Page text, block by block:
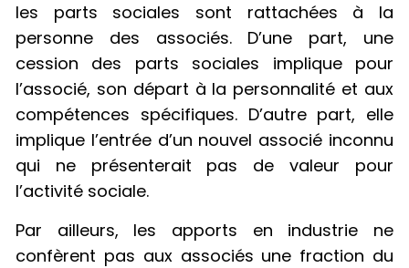
les parts sociales sont rattachées à la
personne des associés. D’une part, une
cession des parts sociales implique pour
l’associé, son départ à la personnalité et aux
compétences spécifiques. D’autre part, elle
implique l’entrée d’un nouvel associé inconnu
qui ne présenterait pas de valeur pour
l’activité sociale.
Par ailleurs, les apports en industrie ne
confèrent pas aux associés une fraction du